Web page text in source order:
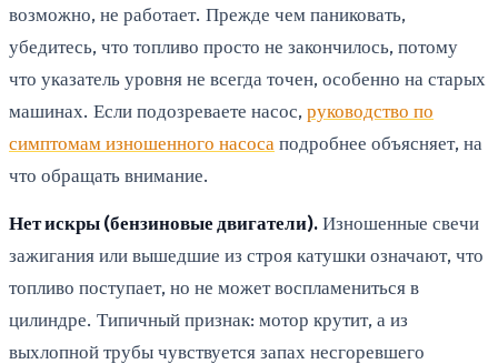
возможно, не работает. Прежде чем паниковать,
убедитесь, что топливо просто не закончилось, потому
что указатель уровня не всегда точен, особенно на старых
машинах. Если подозреваете насос, руководство по
симптомам изношенного насоса подробнее объясняет, на
что обращать внимание.
Нет искры (бензиновые двигатели).Изношенные свечи
зажигания или вышедшие из строя катушки означают, что
топливо поступает, но не может воспламениться в
цилиндре. Типичный признак: мотор крутит, а из
выхлопной трубы чувствуется запах несгоревшего